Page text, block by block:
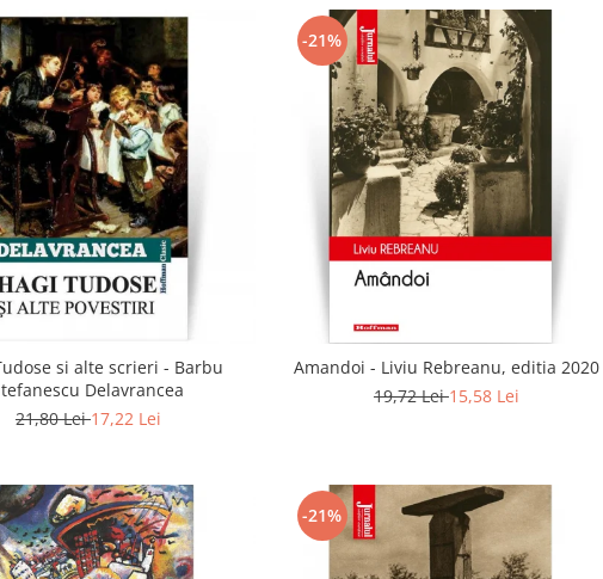
si alte scrieri - Barbu
Delavrancea
21,80 Lei17,22 Lei
-21%
Amandoi - Liviu Rebreanu, editia 2020
19,72 Lei15,58 Lei
-21%